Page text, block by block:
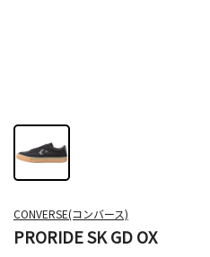
CONVERSE(コンバース)
PRORIDE SK GD OX